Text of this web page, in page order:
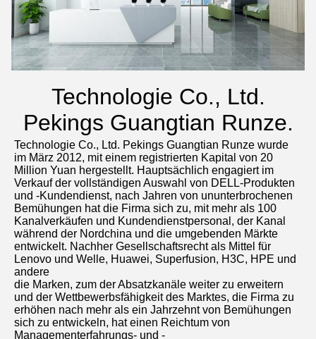
Technologie Co., Ltd.
Pekings Guangtian Runze.
Technologie Co., Ltd. Pekings Guangtian Runze wurde
im März 2012, mit einem registrierten Kapital von 20
Million Yuan hergestellt. Hauptsächlich engagiert im
Verkauf der vollständigen Auswahl von DELL-Produkten
und -Kundendienst, nach Jahren von ununterbrochenen
Bemühungen hat die Firma sich zu, mit mehr als 100
Kanalverkäufen und Kundendienstpersonal, der Kanal
während der Nordchina und die umgebenden Märkte
entwickelt. Nachher Gesellschaftsrecht als Mittel für
Lenovo und Welle, Huawei, Superfusion, H3C, HPE und
andere
die Marken, zum der Absatzkanäle weiter zu erweitern
und der Wettbewerbsfähigkeit des Marktes, die Firma zu
erhöhen nach mehr als ein Jahrzehnt von Bemühungen
sich zu entwickeln, hat einen Reichtum von
Managementerfahrungs- und -